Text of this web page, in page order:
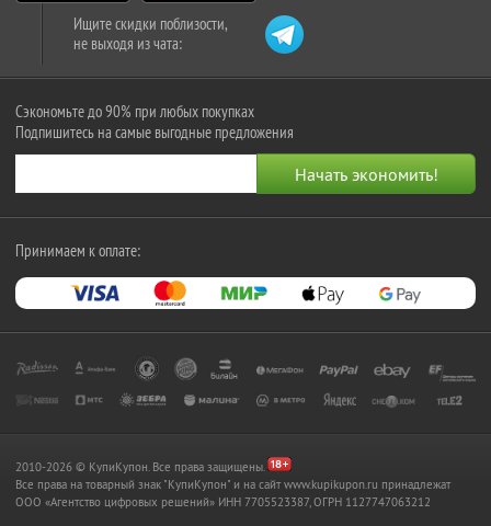
Ищите скидки поблизости,
не выходя из чата:
Сэкономьте до 90% при любых покупках
Подпишитесь на самые выгодные предложения
Принимаем к оплате:
2010-2026 © КупиКупон. Все права защищены.
Все права на товарный знак "КупиКупон" и на сайт www.kupikupon.ru принадлежат
OOO «Агентство цифровых решений» ИНН 7705523387, ОГРН 1127747063212